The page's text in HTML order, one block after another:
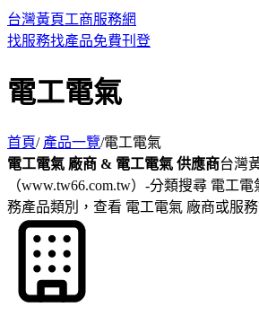
台灣黃頁工商服務網
找服務找產品免費刊登
電工電氣
首頁/ 產品一覽/電工電氣
電工電氣 廠商 & 電工電氣 供應商台灣
（www.tw66.com.tw）-分類搜尋 電工
務產品類別，查看 電工電氣 廠商或服務